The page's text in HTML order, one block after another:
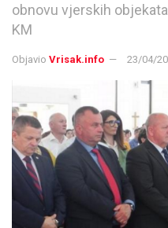
obnovu vjerskih
KM
Objavio Vrisak.info 23/04/